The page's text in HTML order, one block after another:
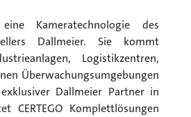
Kameratechnologie des
Dallmeier. Sie kommt
Logistikzentren,
Überwachungsumgebungen
Dallmeier Partner in
CERTEGO Komplettlösungen